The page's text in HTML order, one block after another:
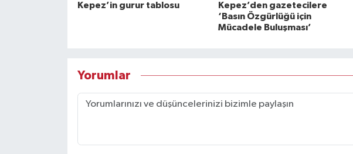
Kepez’in gurur tablosu
Kepez’den gazetecilere
‘Basın Özgürlüğü için
Mücadele Buluşması’
Yorumlar